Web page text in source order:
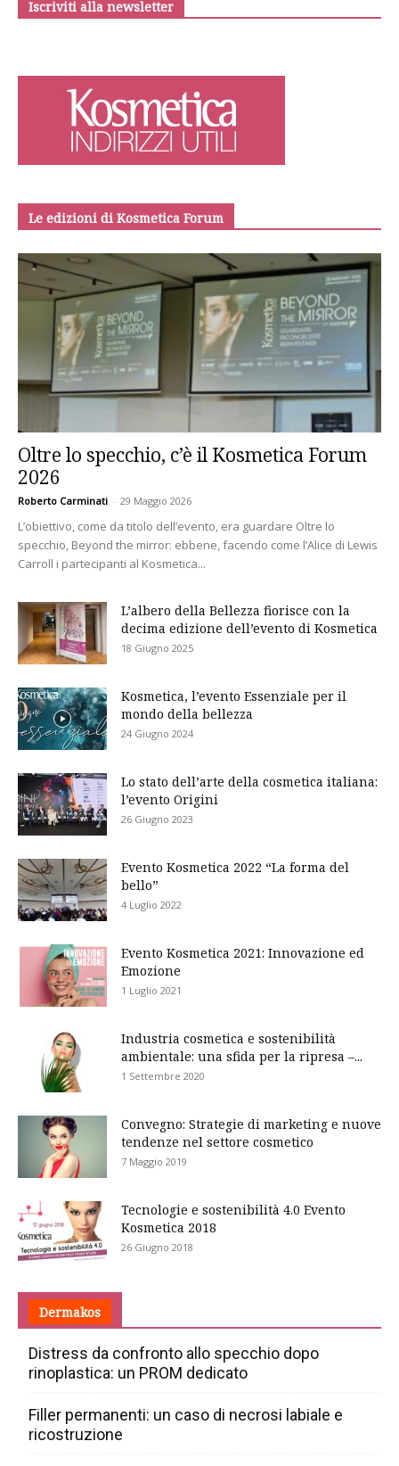
Iscriviti alla newsletter
Le edizioni di Kosmetica Forum
Oltre lo specchio, c’è il Kosmetica Forum
2026
Roberto Carminati - 29 Maggio 2026
L’obiettivo, come da titolo dell’evento, era guardare Oltre lo
specchio, Beyond the mirror: ebbene, facendo come l’Alice di Lewis
Carroll i partecipanti al Kosmetica...
L’albero della Bellezza fiorisce con la
decima edizione dell’evento di Kosmetica
18 Giugno 2025
Kosmetica, l’evento Essenziale per il
mondo della bellezza
24 Giugno 2024
Lo stato dell’arte della cosmetica italiana:
l’evento Origini
26 Giugno 2023
Evento Kosmetica 2022 “La forma del
bello”
4 Luglio 2022
Evento Kosmetica 2021: Innovazione ed
Emozione
1 Luglio 2021
Industria cosmetica e sostenibilità
ambientale: una sfida per la ripresa –...
1 Settembre 2020
Convegno: Strategie di marketing e nuove
tendenze nel settore cosmetico
7 Maggio 2019
Tecnologie e sostenibilità 4.0 Evento
Kosmetica 2018
26 Giugno 2018
Dermakos
Distress da confronto allo specchio dopo
rinoplastica: un PROM dedicato
Filler permanenti: un caso di necrosi labiale e
ricostruzione